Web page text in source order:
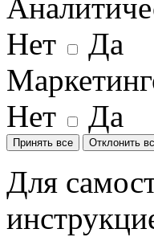
Нет
Да
Нет
Да
Принять все Отклонить
Для